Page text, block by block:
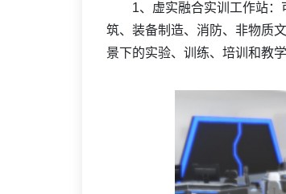
1、虚实融合实训工作站：
筑、装备制造、消防、非物质
景下的实验、训练、培训和教